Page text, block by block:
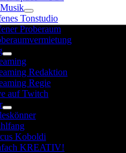
Tonstudio
Proberaum
Redaktion
Regie
auf Twitch
Koboldi
KREATIV!